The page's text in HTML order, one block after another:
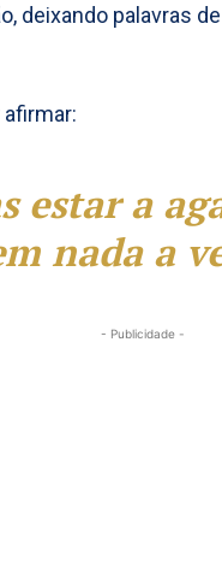
deixando palavras
estar a
nada a
- Publicidade -